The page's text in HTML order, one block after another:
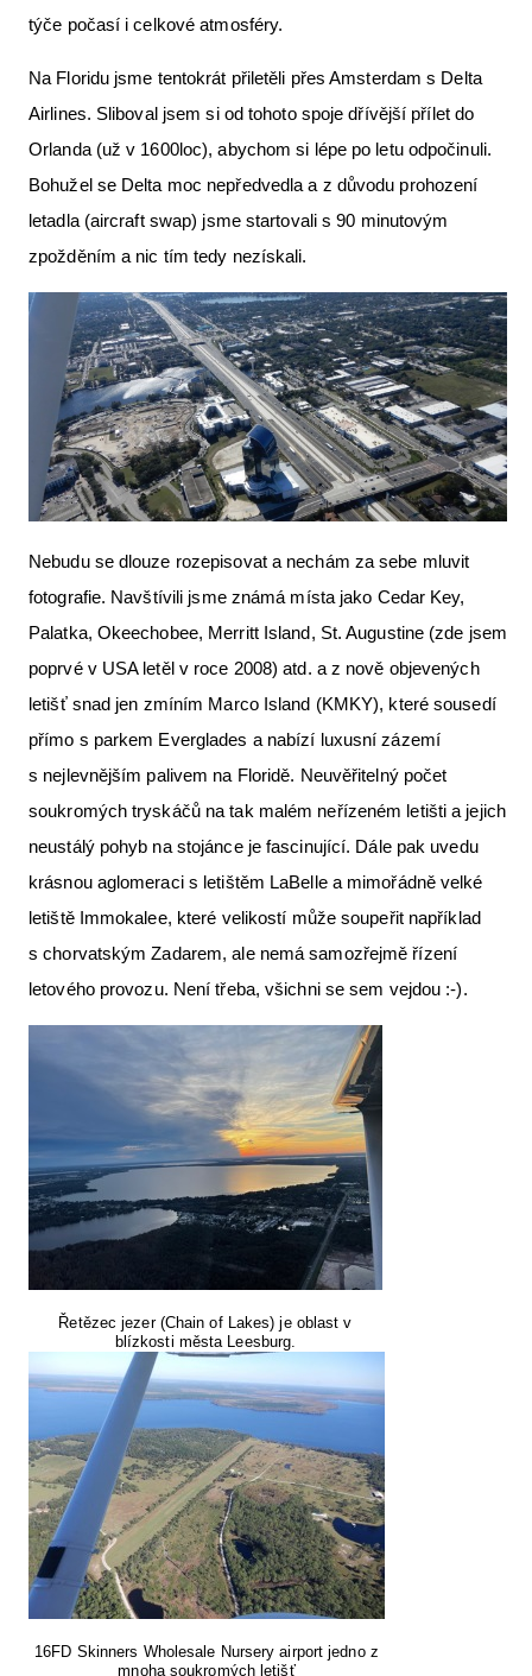
týče počasí i celkové atmosféry.
Na Floridu jsme tentokrát přiletěli přes Amsterdam s Delta
Airlines. Sliboval jsem si od tohoto spoje dřívější přílet do
Orlanda (už v 1600loc), abychom si lépe po letu odpočinuli.
Bohužel se Delta moc nepředvedla a z důvodu prohození
letadla (aircraft swap) jsme startovali s 90 minutovým
zpožděním a nic tím tedy nezískali.
Nebudu se dlouze rozepisovat a nechám za sebe mluvit
fotografie. Navštívili jsme známá místa jako Cedar Key,
Palatka, Okeechobee, Merritt Island, St. Augustine (zde jsem
poprvé v USA letěl v roce 2008) atd. a z nově objevených
letišť snad jen zmíním Marco Island (KMKY), které sousedí
přímo s parkem Everglades a nabízí luxusní zázemí
s nejlevnějším palivem na Floridě. Neuvěřitelný počet
soukromých tryskáčů na tak malém neřízeném letišti a jejich
neustálý pohyb na stojánce je fascinující. Dále pak uvedu
krásnou aglomeraci s letištěm LaBelle a mimořádně velké
letiště Immokalee, které velikostí může soupeřit například
s chorvatským Zadarem, ale nemá samozřejmě řízení
letového provozu. Není třeba, všichni se sem vejdou :-).
Řetězec jezer (Chain of Lakes) je oblast v
blízkosti města Leesburg.
16FD Skinners Wholesale Nursery airport jedno z
mnoha soukromých letišť